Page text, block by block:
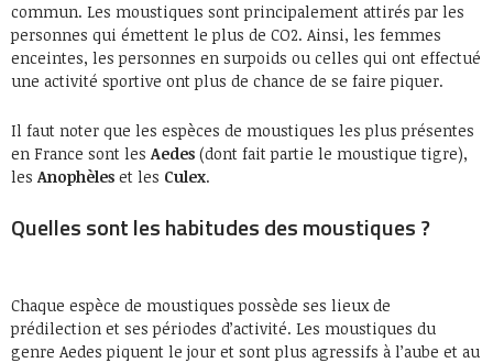
commun. Les moustiques sont principalement attirés par les
personnes qui émettent le plus de CO2. Ainsi, les femmes
enceintes, les personnes en surpoids ou celles qui ont effectué
une activité sportive ont plus de chance de se faire piquer.
Il faut noter que les espèces de moustiques les plus présentes
en France sont les Aedes (dont fait partie le moustique tigre),
les Anophèles et les Culex.
Quelles sont les habitudes des moustiques ?
Chaque espèce de moustiques possède ses lieux de
prédilection et ses périodes d’activité. Les moustiques du
genre Aedes piquent le jour et sont plus agressifs à l’aube et au